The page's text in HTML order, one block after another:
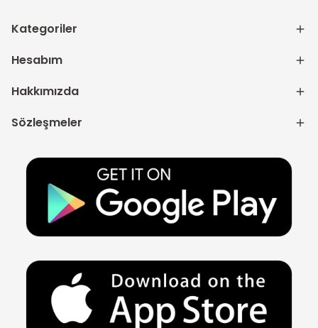
Kategoriler
Hesabım
Hakkımızda
Sözleşmeler